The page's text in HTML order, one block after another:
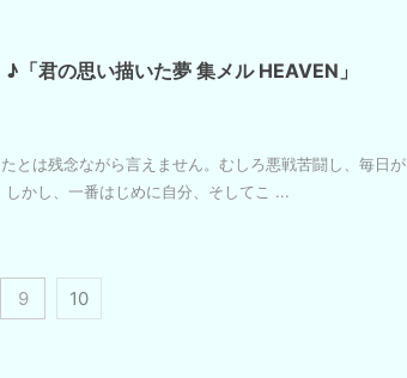
君の思い描いた夢 集メル HEAVEN」
とは残念ながら言えません。むしろ悪戦苦闘し、毎日が
かし、一番はじめに自分、そしてこ ...
9 10